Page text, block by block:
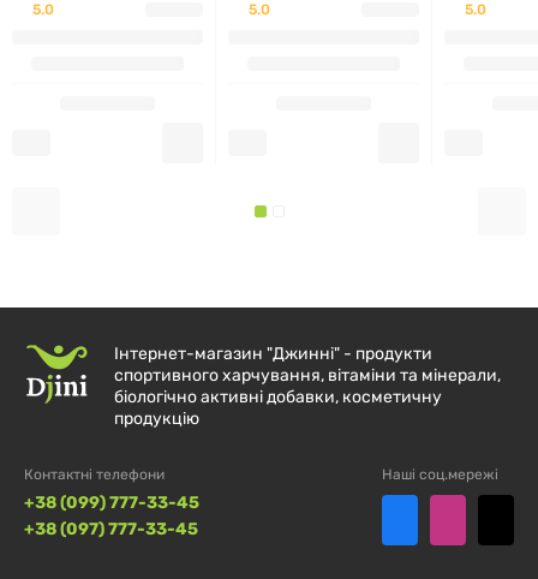
5.0 5.0 5.0
Інтернет-магазин "Джинні" - продукти
спортивного харчування, вітаміни та мінерали,
біологічно активні добавки, косметичну
продукцію
Контактні телефони
+38 (099) 777-33-45
+38 (097) 777-33-45
Наші соц.мережі